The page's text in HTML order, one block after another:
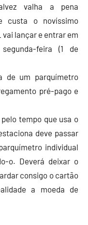
valha a pena
custa o novíssimo
vai lançar e entrar em
feira (1 de
de um parquímetro
pré-pago e
tempo que usa o
deve passar
individual
o. Deverá deixar o
consigo o cartão
a moeda de